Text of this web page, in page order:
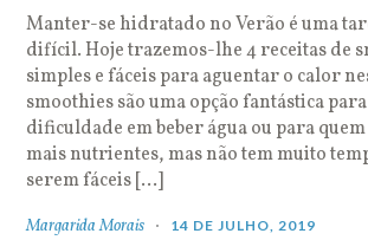
Manter-se hidratado no Verão é uma
difícil. Hoje trazemos-lhe 4 receitas de
simples e fáceis para aguentar o calor
smoothies são uma opção fantástica
dificuldade em beber água ou para
mais nutrientes, mas não tem muito
serem fáceis […]
Margarida Morais 14 DE JULHO, 2019